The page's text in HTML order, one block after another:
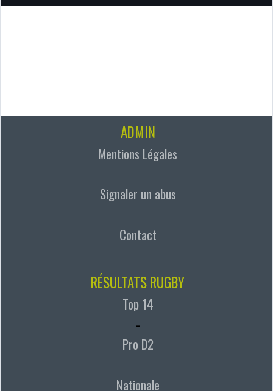
ADMIN
Mentions Légales
Signaler un abus
Contact
RÉSULTATS RUGBY
Top 14
-
Pro D2
Nationale